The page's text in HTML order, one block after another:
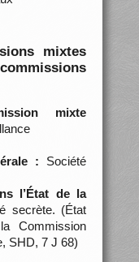
mixtes
mixte
: Société
l’État de la
secrète. (État
Commission
SHD, 7 J 68)